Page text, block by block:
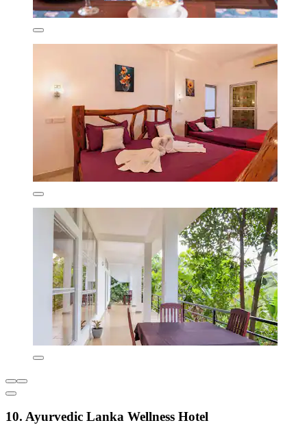
10. Ayurvedic Lanka Wellness Hotel